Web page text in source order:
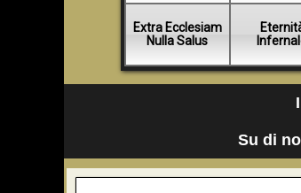
Extra Ecclesiam
Nulla Salus
Su di